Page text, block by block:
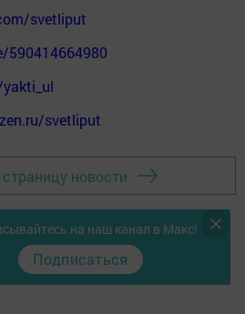
svetliput
svetliput
новости
на наш канал в Макс!
Подписаться